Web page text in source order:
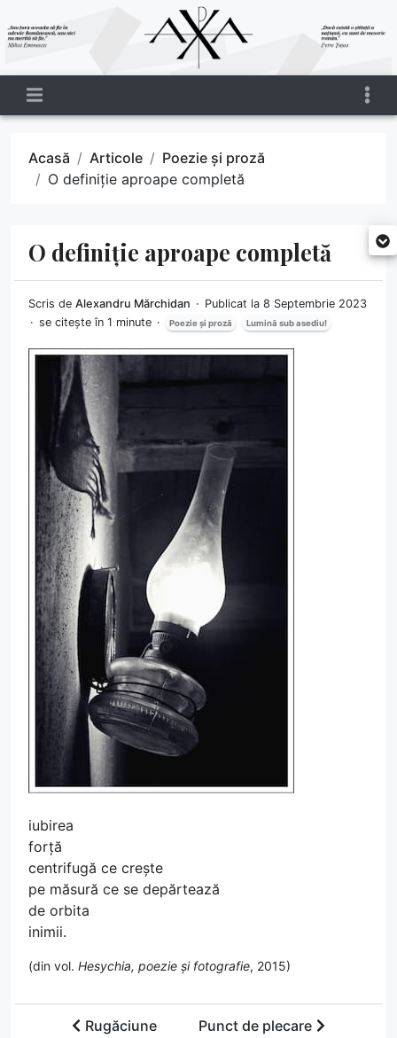
Acasă Articole
Poezie și proză
O definiție aproape completă
O definiție aproape completă
Scris de Alexandru Mărchidan
Publicat la 8 Septembrie 2023
se citește în 1 minute
Poezie și proză Lumină sub asediu!
iubirea
forță
centrifugă ce crește
pe măsură ce se depărtează
de orbita
inimii.
(din vol. Hesychia, poezie și fotografie, 2015)
Rugăciune Punct de plecare